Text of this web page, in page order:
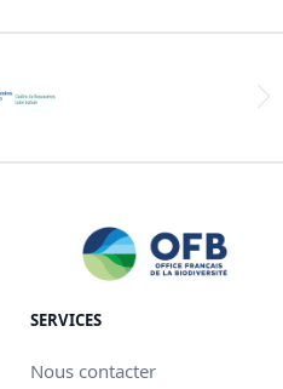
SERVICES
Nous contacter